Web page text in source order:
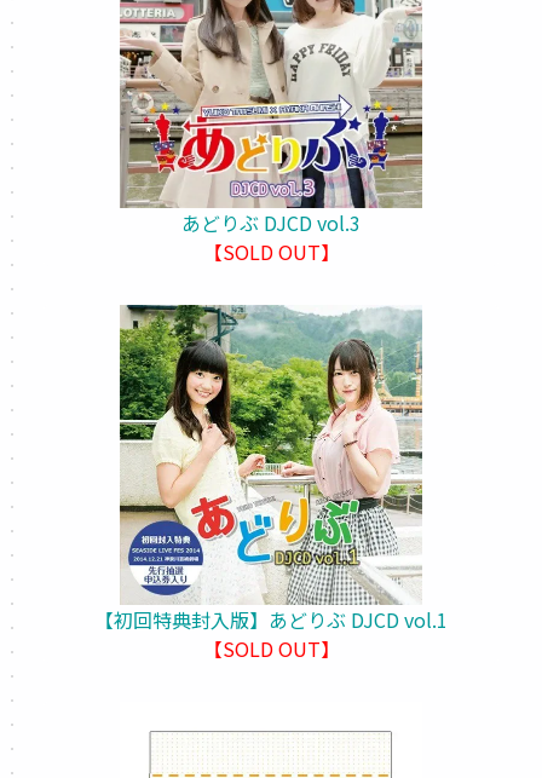
あどりぶ DJCD vol.3
【SOLD OUT】
【初回特典封入版】あどりぶ DJCD vol.1
【SOLD OUT】